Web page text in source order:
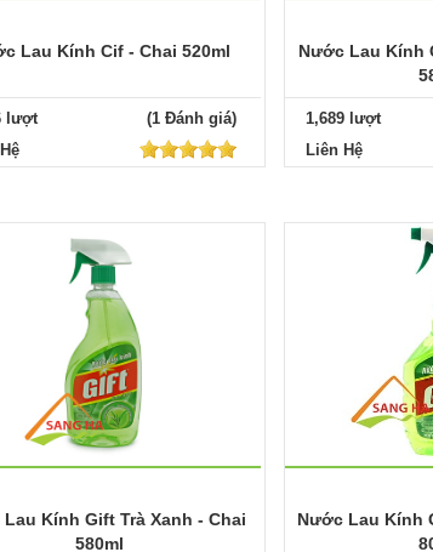
Lau Kính Cif - Chai 520ml
lượt
(1 Đánh giá)
Nước Lau Kính
1,689 lượt
Liên Hệ
Kính Gift Trà Xanh - Chai
580ml
Nước Lau Kính